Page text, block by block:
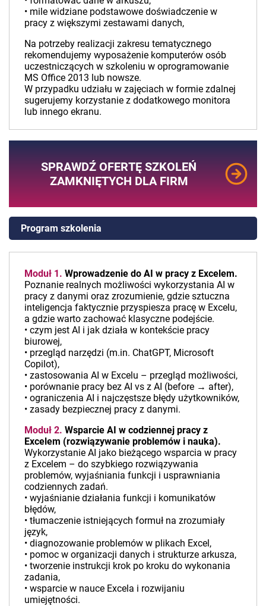
• mile widziane podstawowe doświadczenie w
pracy z większymi zestawami danych,
Na potrzeby realizacji zakresu tematycznego
rekomendujemy wyposażenie komputerów osób
uczestniczących w szkoleniu w oprogramowanie
MS Office 2013 lub nowsze.
W przypadku udziału w zajęciach w formie zdalnej
sugerujemy korzystanie z dodatkowego monitora
lub innego ekranu.
SPRAWDŹ OFERTĘ SZKOLEŃ
ZAMKNIĘTYCH DLA FIRM
Program szkolenia
Moduł 1. Wprowadzenie do AI w pracy z Excelem.
Poznanie realnych możliwości wykorzystania AI w
pracy z danymi oraz zrozumienie, gdzie sztuczna
inteligencja faktycznie przyspiesza pracę w Excelu,
a gdzie warto zachować klasyczne podejście.
• czym jest AI i jak działa w kontekście pracy
biurowej,
• przegląd narzędzi (m.in. ChatGPT, Microsoft
Copilot),
• zastosowania AI w Excelu – przegląd możliwości,
• porównanie pracy bez AI vs z AI (before → after),
• ograniczenia AI i najczęstsze błędy użytkowników,
• zasady bezpiecznej pracy z danymi.
Moduł 2. Wsparcie AI w codziennej pracy z
Excelem (rozwiązywanie problemów i nauka).
Wykorzystanie AI jako bieżącego wsparcia w pracy
z Excelem – do szybkiego rozwiązywania
problemów, wyjaśniania funkcji i usprawniania
codziennych zadań.
• wyjaśnianie działania funkcji i komunikatów
błędów,
• tłumaczenie istniejących formuł na zrozumiały
język,
• diagnozowanie problemów w plikach Excel,
• pomoc w organizacji danych i strukturze arkusza,
• tworzenie instrukcji krok po kroku do wykonania
zadania,
• wsparcie w nauce Excela i rozwijaniu
umiejętności.